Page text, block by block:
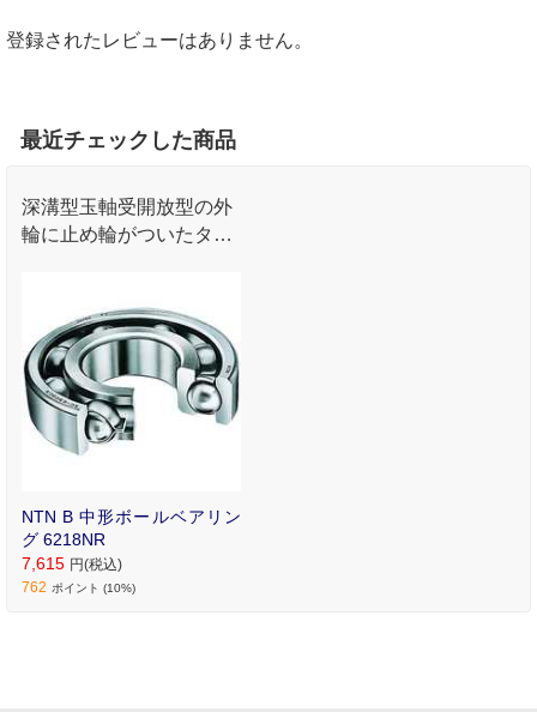
登録されたレビューはありません。
最近チェックした商品
深溝型玉軸受開放型の外
輪に止め輪がついたタイ
NTN B 中形ボールベアリン
グ 6218NR
7,615 円(税込)
762 ポイント (10%)